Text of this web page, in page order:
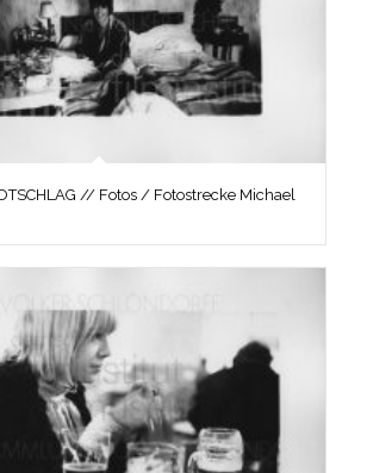
// Fotos / Fotostrecke Michael